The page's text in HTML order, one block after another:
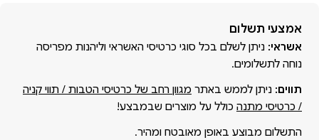
אמצעי תשלום
אמצעי
תשלום
אשראי: ניתן לשלם בכל סוגי כרטיסי האשראי וליהנות מפריסה
נוחה לתשלומים.
תווים: ניתן לממש באתר מגוון רחב של כרטיסי הטבות / תווי קניה
/ כרטיסי מתנה כולל על מוצרים שבמבצע!
התשלום מבוצע באופן מאובטח ומהיר.